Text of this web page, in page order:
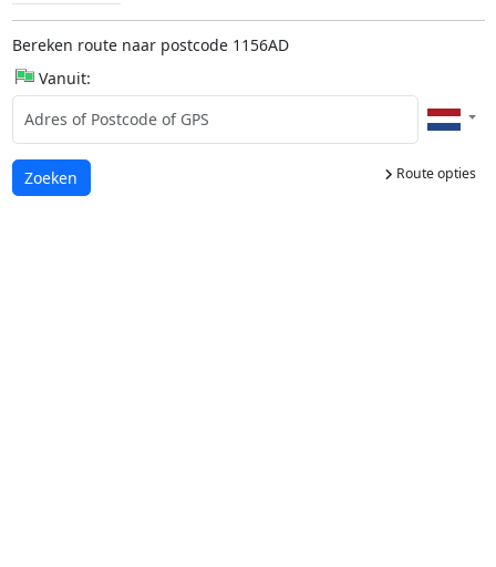
Bereken route naar postcode 1156AD
Vanuit:
Route opties
Laden...
Zoeken